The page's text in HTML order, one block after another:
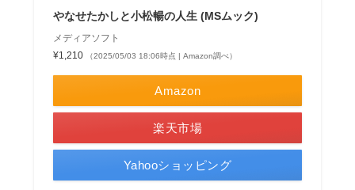
やなせたかしと小松暢の人生 (MSムック)
メディアソフト
¥1,210
（2025/05/03 18:06時点 | Amazon調べ）
Amazon
楽天市場
Yahooショッピング